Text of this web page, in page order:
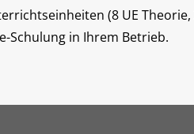
(8 UE Theorie,
Schulung in Ihrem Betrieb.